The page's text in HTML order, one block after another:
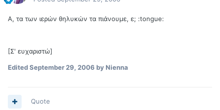
Α, τα των ιερών θηλυκών τα πιάνουμε, ε; :tongue:
[Σ' ευχαριστώ]
EditedSeptember 29, 2006 by Nienna
Quote